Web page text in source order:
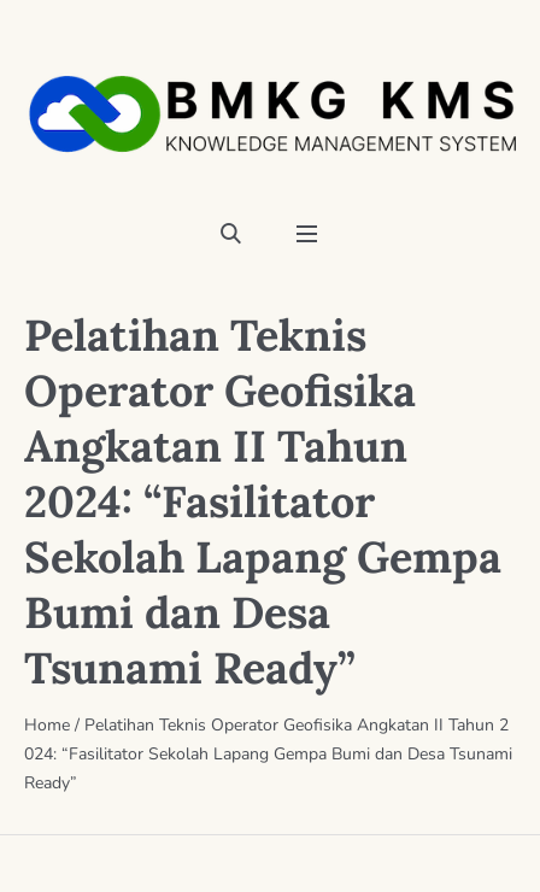
Pelatihan Teknis
Operator Geofisika
Angkatan II Tahun
2024: “Fasilitator
Sekolah Lapang Gempa
Bumi dan Desa
Tsunami Ready”
Home / Pelatihan Teknis Operator Geofisika Angkatan II Tahun 2
024: “Fasilitator Sekolah Lapang Gempa Bumi dan Desa Tsunami
Ready”